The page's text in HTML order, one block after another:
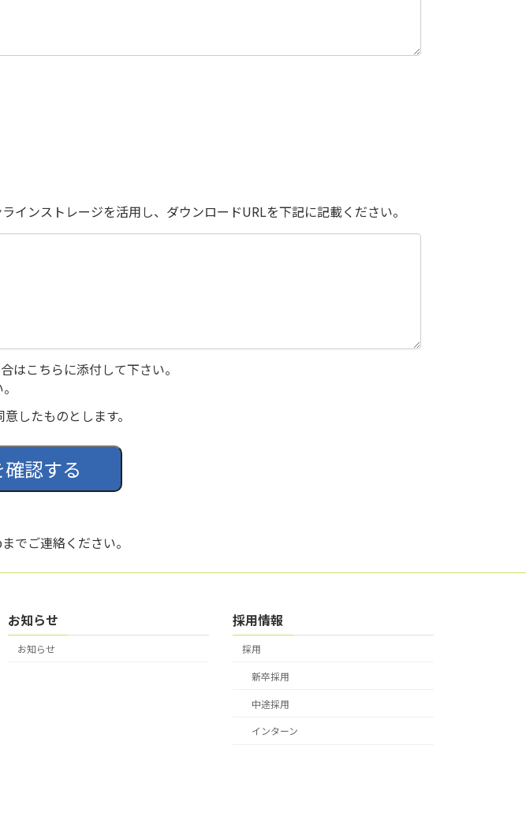
インストレージを活用し、ダウンロードURLを下記に記載ください。
はこちらに添付して下さい。
意したものとします。
認する
でご連絡ください。
お知らせ
お知らせ
採用情報
採用
新卒採用
中途採用
インターン